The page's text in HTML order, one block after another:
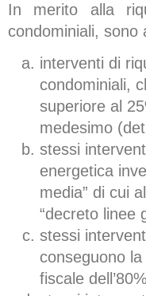
In merito alla
condominiali, sono
interventi di
condominiali,
superiore al
medesimo
stessi
energetica
media” di cui
“decreto linee
stessi
conseguono
fiscale